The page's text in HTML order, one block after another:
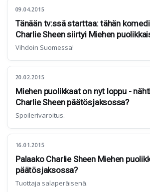
09.04.2015
Tänään tv:ssä starttaa: tähän
Charlie Sheen siirtyi Miehen
Vihdoin Suomessa!
20.02.2015
Miehen puolikkaat on nyt loppu -
Charlie Sheen päätösjaksossa?
Spoilerivaroitus.
16.01.2015
Palaako Charlie Sheen Miehen
päätösjaksossa?
Tuottaja salaperäisenä.